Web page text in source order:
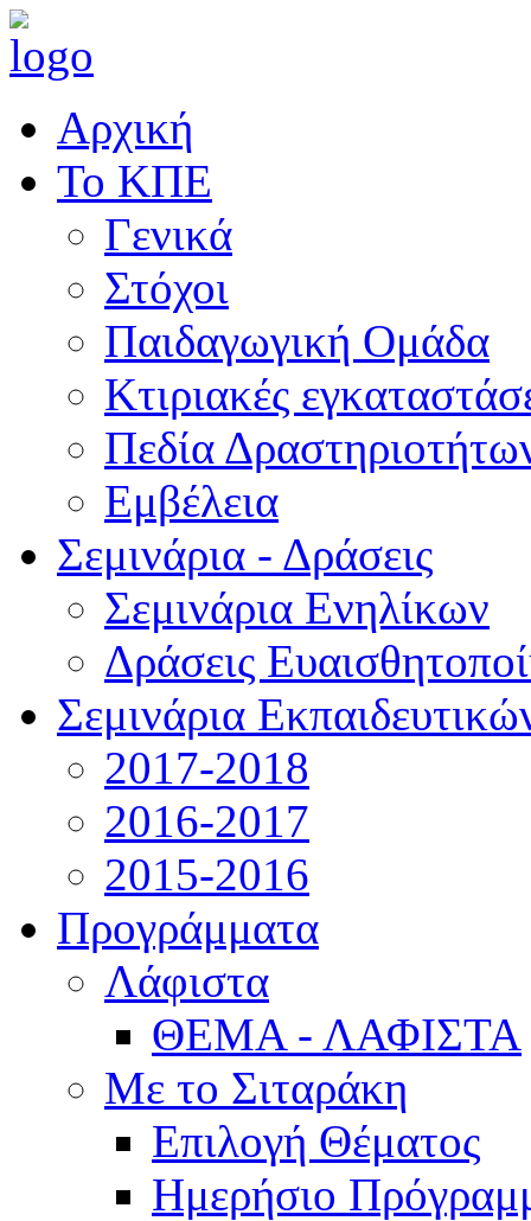
Αρχική
Το ΚΠΕ
Γενικά
Στόχοι
Παιδαγωγική Ομάδα
Κτιριακές
Πεδία
Εμβέλεια
Σεμινάρια - Δράσεις
Σεμινάρια Ενηλίκων
Δράσεις
Σεμινάρια
2017-2018
2016-2017
2015-2016
Προγράμματα
Λάφιστα
ΘΕΜΑ - ΛΑΦΙΣΤΑ
Με το Σιταράκη
Επιλογή Θέματος
Ημερήσιο